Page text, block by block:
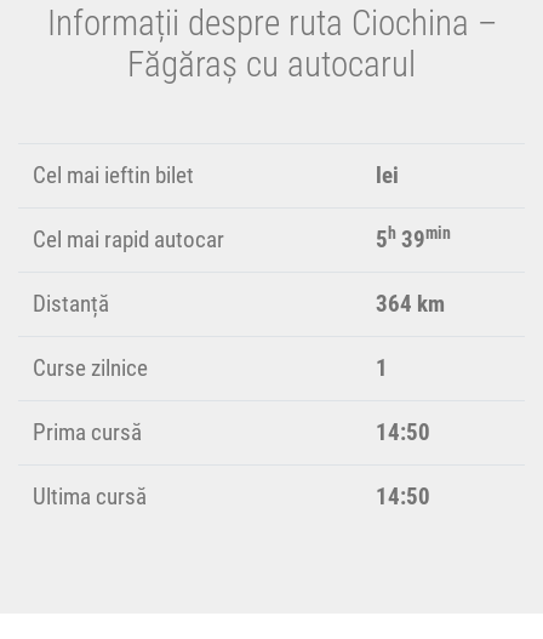
Informații despre ruta Ciochina –
Făgăraș cu autocarul
Cel mai ieftin bilet lei
Cel mai rapid autocar 5h 39min
Distanță 364 km
Curse zilnice 1
Prima cursă 14:50
Ultima cursă 14:50